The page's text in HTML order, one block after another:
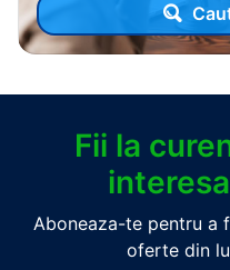
Fii la
Aboneaza-te pentru a
oferte din